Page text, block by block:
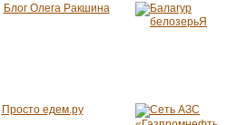
Блог Олега Ракшина
Просто едем.ру